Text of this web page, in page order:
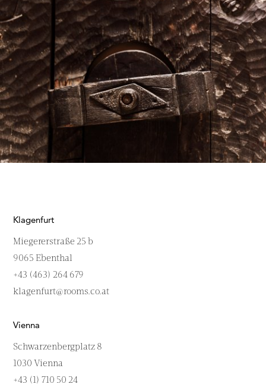
Klagenfurt
Miegererstraße 25 b
9065 Ebenthal
+43 (463) 264 679
klagenfurt@rooms.co.at
Vienna
Schwarzenbergplatz 8
1030 Vienna
+43 (1) 710 50 24